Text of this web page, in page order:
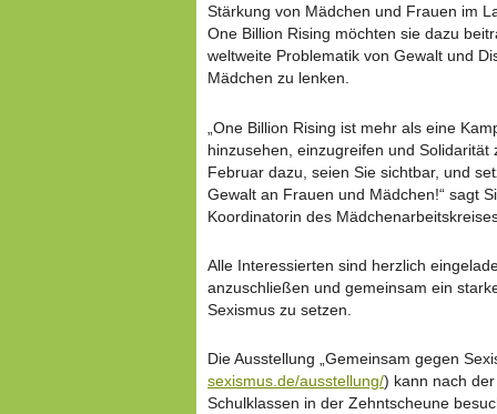
Stärkung von Mädchen und Frauen im
One Billion Rising möchten sie dazu
weltweite Problematik von Gewalt und
Mädchen zu lenken.
„One Billion Rising ist mehr als eine
hinzusehen, einzugreifen und
Februar dazu, seien Sie sichtbar, und
Gewalt an Frauen und Mädchen!“ sagt
Koordinatorin des
Alle Interessierten sind herzlich
anzuschließen und gemeinsam ein
Sexismus zu setzen.
Die Ausstellung „Gemeinsam gegen
sexismus.de/ausstellung/) kann nach
Schulklassen in der Zehntscheune